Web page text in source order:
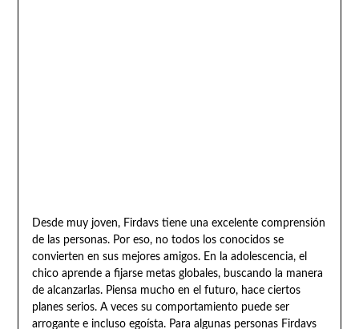
Desde muy joven, Firdavs tiene una excelente comprensión
de las personas. Por eso, no todos los conocidos se
convierten en sus mejores amigos. En la adolescencia, el
chico aprende a fijarse metas globales, buscando la manera
de alcanzarlas. Piensa mucho en el futuro, hace ciertos
planes serios. A veces su comportamiento puede ser
arrogante e incluso egoísta. Para algunas personas Firdavs